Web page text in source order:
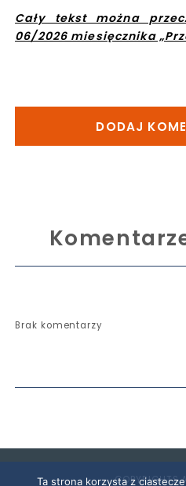
Cały tekst można
06/2026 miesięcznika
DODAJ
Brak komentarzy
COPYRIGHTS
Ta strona korzysta z